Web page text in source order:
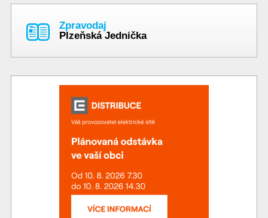
Zpravodaj
Plzeňská Jednička